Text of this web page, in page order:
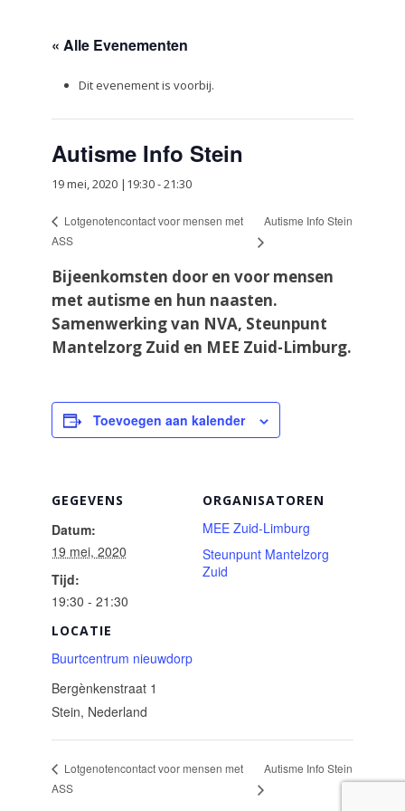
« Alle Evenementen
Dit evenement is voorbij.
Autisme Info Stein
19 mei, 2020 |19:30-21:30
Lotgenotencontact voor mensen met
ASS
Autisme Info Stein
Bijeenkomsten door en voor mensen
met autisme en hun naasten.
Samenwerking van NVA, Steunpunt
Mantelzorg Zuid en MEE Zuid-Limburg.
Toevoegen aan kalender
GEGEVENS
Datum:
19 mei, 2020
Tijd:
19:30 - 21:30
LOCATIE
Buurtcentrum nieuwdorp
Bergènkenstraat 1
Stein, Nederland
ORGANISATOREN
MEE Zuid-Limburg
Steunpunt Mantelzorg
Zuid
Lotgenotencontact voor mensen met
ASS
Autisme Info Stein